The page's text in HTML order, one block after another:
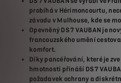
probíhá v Hérimoncourtu,
závodu v Mulhouse, kde se
Opevněný DS 7 VAUBAN je
francouzského umění
komfort.
Díky pancéřování, které je
hmotnosti přináší DS 7
požadavek ochrany a